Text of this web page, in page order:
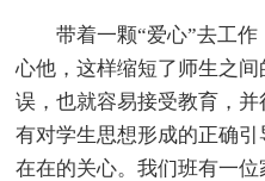
带着一颗“爱心”去工作
心他，这样缩短了师生之
误，也就容易接受教育，并
有对学生思想形成的正确
在在的关心。我们班有一